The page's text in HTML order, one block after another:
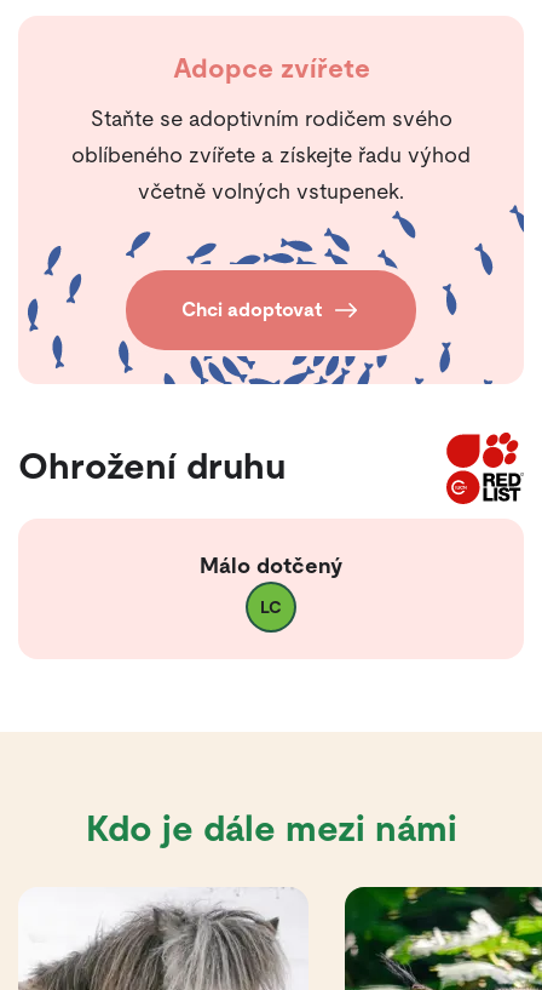
Adopce zvířete
Staňte se adoptivním rodičem svého
oblíbeného zvířete a získejte řadu výhod
včetně volných vstupenek.
Chci adoptovat
Ohrožení druhu
Málo dotčený
LC
Kdo je dále mezi námi